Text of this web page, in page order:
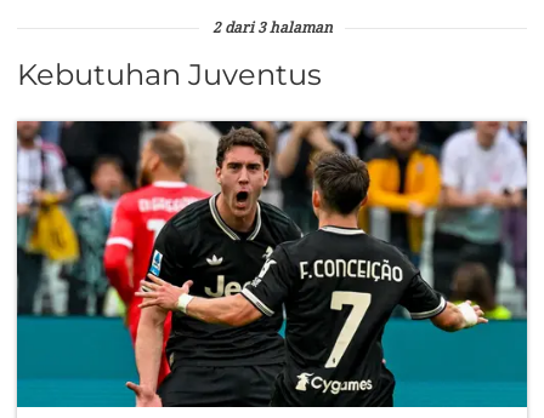
2 dari 3 halaman
Kebutuhan Juventus